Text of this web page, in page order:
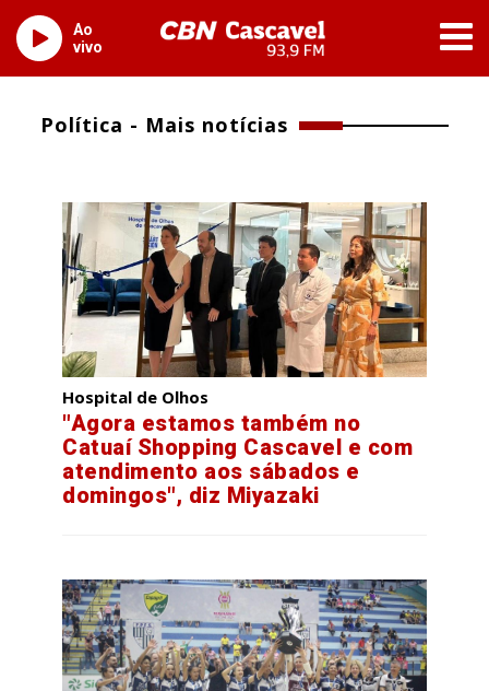
Ao
vivo
Política - Mais notícias
Hospital de Olhos
"Agora estamos também no
Catuaí Shopping Cascavel e com
atendimento aos sábados e
domingos", diz Miyazaki